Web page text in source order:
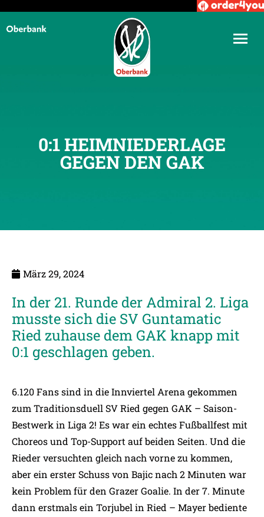
0:1 HEIMNIEDERLAGE
GEGEN DEN GAK
März 29, 2024
In der 21. Runde der Admiral 2. Liga
musste sich die SV Guntamatic
Ried zuhause dem GAK knapp mit
0:1 geschlagen geben.
6.120 Fans sind in die Innviertel Arena gekommen
zum Traditionsduell SV Ried gegen GAK – Saison-
Bestwerk in Liga 2! Es war ein echtes Fußballfest mit
Choreos und Top-Support auf beiden Seiten. Und die
Rieder versuchten gleich nach vorne zu kommen,
aber ein erster Schuss von Bajic nach 2 Minuten war
kein Problem für den Grazer Goalie. In der 7. Minute
dann erstmals ein Torjubel in Ried – Mayer bediente